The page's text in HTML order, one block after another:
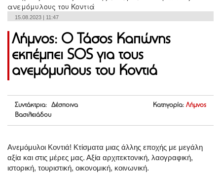
15.08.2023 | 11:47
Λήμνος: Ο Τάσος Καπώνης
εκπέμπει SOS για τους
ανεμόμυλους του Κοντιά
Συντάκτρια: Δέσποινα
Βασιλειάδου
Κατηγορία: Λήμνος
Ανεμόμυλοι Κοντιά! Κτίσματα μιας άλλης εποχής με μεγάλη
αξία και στις μέρες μας. Αξία αρχιτεκτονική, λαογραφική,
ιστορική, τουριστική, οικονομική, κοινωνική.